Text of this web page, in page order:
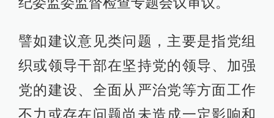
譬如建议意见类问题，主要是指党组
织或领导干部在坚持党的领导、加强
党的建设、全面从严治党等方面工作
不力或存在问题尚未造成一定影响和